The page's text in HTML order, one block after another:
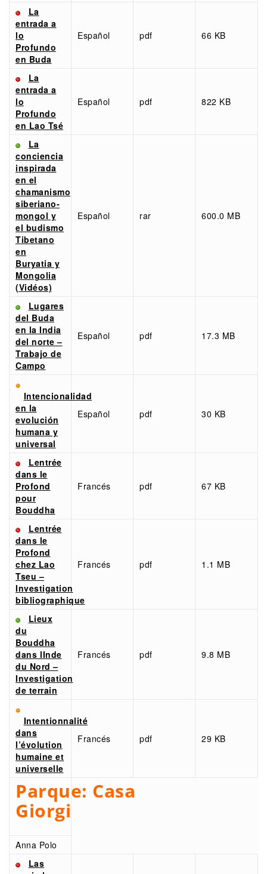
La
entrada a
lo
Profundo
en Buda
Español pdf 66 KB
La
entrada a
lo
Profundo
en Lao Tsé
Español pdf 822 KB
La
conciencia
inspirada
en el
chamanismo
siberiano-
mongol y
el budismo
Tibetano
en
Buryatia y
Mongolia
(Vidéos)
Español rar 600.0 MB
Lugares
del Buda
en la India
del norte –
Trabajo de
Campo
Español pdf 17.3 MB
Intencionalidad
en la
evolución
humana y
universal
Español pdf 30 KB
Lentrée
dans le
Profond
pour
Bouddha
Francés pdf 67 KB
Lentrée
dans le
Profond
chez Lao
Tseu –
Investigation
bibliographique
Francés pdf 1.1 MB
Lieux
du
Bouddha
dans lInde
du Nord –
Investigation
de terrain
Francés pdf 9.8 MB
Intentionnalité
dans
l’évolution
humaine et
universelle
Francés pdf 29 KB
Parque: Casa
Giorgi
Anna Polo
Las